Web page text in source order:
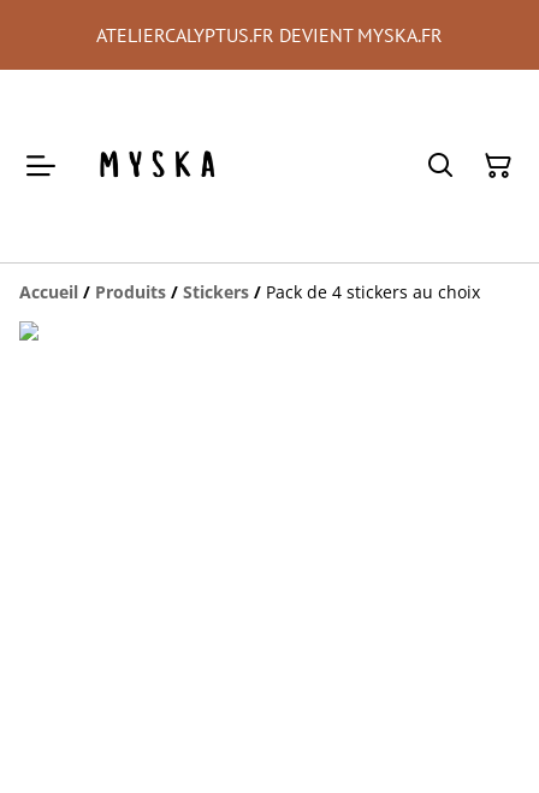
ATELIERCALYPTUS.FR DEVIENT MYSKA.FR
Accueil / Produits / Stickers / Pack de 4 stickers au choix